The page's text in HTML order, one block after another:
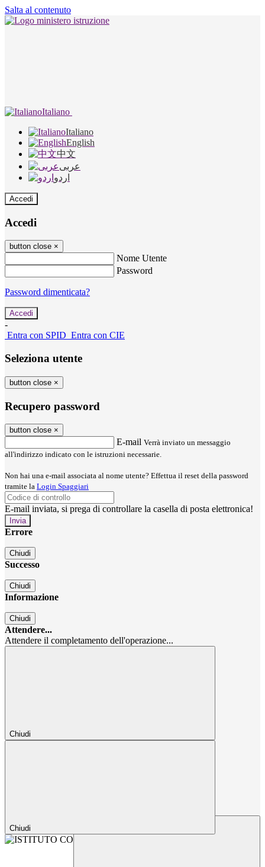
Salta al contenuto
Italiano
Italiano
English
中文
عربى
اردو
Accedi
Accedi
button close ×
Nome Utente
Password
Password dimenticata?
-
Entra con SPID Entra con CIE
Seleziona utente
button close ×
Recupero password
button close ×
E-mail Verrà inviato un messaggio
all'indirizzo indicato con le istruzioni necessarie.
Non hai una e-mail associata al nome utente? Effettua il reset della password
tramite la Login Spaggiari
E-mail inviata, si prega di controllare la casella di posta elettronica!
Errore
Chiudi
Successo
Chiudi
Informazione
Chiudi
Attendere...
Attendere il completamento dell'operazione...
Chiudi
Chiudi